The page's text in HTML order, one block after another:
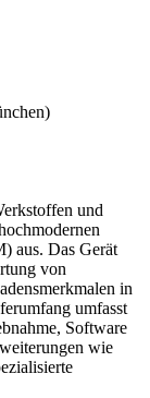
und
aus. Das Gerät
von
in
umfasst
Software
wie